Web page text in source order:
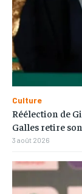
Culture
Réélection de
Galles retire
3 août 2026